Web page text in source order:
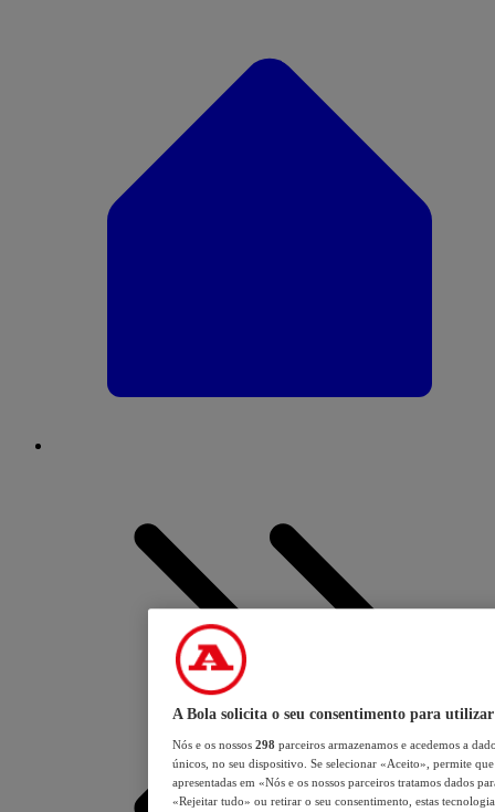
A Bola solicita o seu consentimento para utilizar
Nós e os nossos 298 parceiros armazenamos e acedemos a
únicos, no seu dispositivo. Se selecionar «Aceito», permite
apresentadas em «Nós e os nossos parceiros tratamos dados
«Rejeitar tudo» ou retirar o seu consentimento, estas